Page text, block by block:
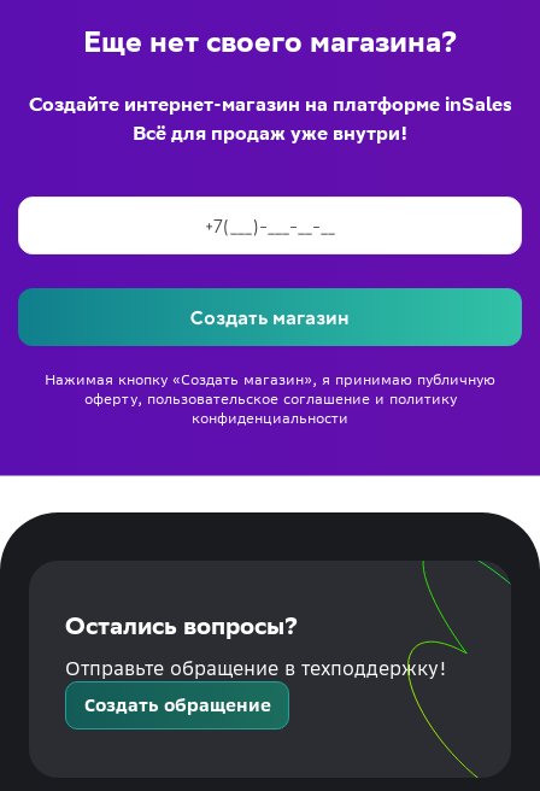
Еще нет своего магазина?
Создайте интернет-магазин на платформе inSales
Всё для продаж уже внутри!
Создать магазин
Нажимая кнопку «Создать магазин», я принимаю публичную
оферту, пользовательское соглашениеи политику
конфиденциальности
Остались вопросы?
Отправьте обращение в техподдержку!
Создать обращение